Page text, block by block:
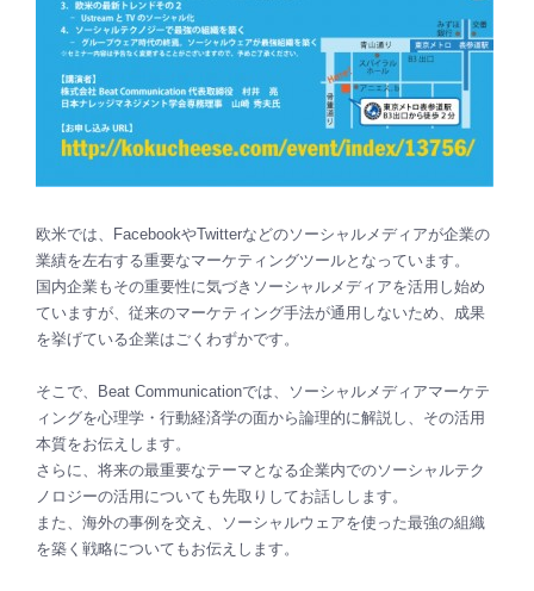
欧米では、FacebookやTwitterなどのソーシャルメディアが企業の
業績を左右する重要なマーケティングツールとなっています。
国内企業もその重要性に気づきソーシャルメディアを活用し始め
ていますが、従来のマーケティング手法が通用しないため、成果
を挙げている企業はごくわずかです。
そこで、Beat Communicationでは、ソーシャルメディアマーケテ
ィングを心理学・行動経済学の面から論理的に解説し、その活用
本質をお伝えします。
さらに、将来の最重要なテーマとなる企業内でのソーシャルテク
ノロジーの活用についても先取りしてお話しします。
また、海外の事例を交え、ソーシャルウェアを使った最強の組織
を築く戦略についてもお伝えします。